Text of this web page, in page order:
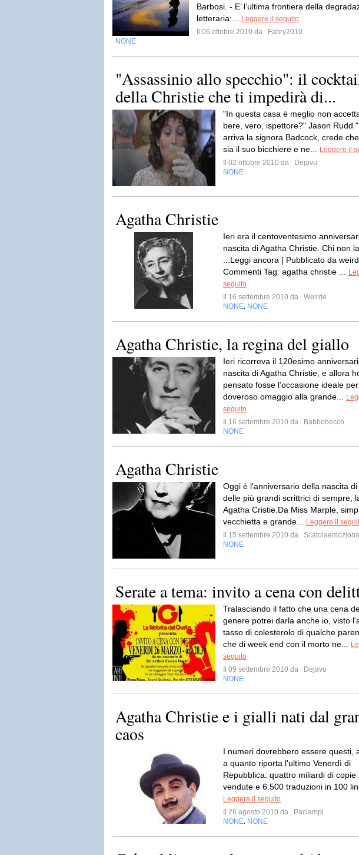
Barbosi. - E’ l’ultima frontiera della
letteraria:...
Leggere il seguito
Il 06 ottobre 2010 da
Fabry2010
NONE
"Assassinio allo specchio": il
della Christie che ti impedirà di...
"In questa casa è meglio non
bere, vero, ispettore?" Jason Rudd
arriva la signora Badcock, crede
sia il suo bicchiere e ne...
Leggere il
Il 02 ottobre 2010 da
Dejavu
NONE
Agatha Christie
Ieri era il centoventesimo
nascita di Agatha Christie. Chi non la
...Leggi ancora | Pubblicato da
Commenti Tag: agatha christie ...
seguito
Il 16 settembre 2010 da
Weirde
NONE NONE
Agatha Christie, la regina del giallo
Ieri ricorreva il 120esimo
nascita di Agatha Christie, e allora
pensato fosse l’occasione ideale
doveroso omaggio alla grande...
seguito
Il 16 settembre 2010 da
Babbobecco
NONE
Agatha Christie
Oggi è l'anniversario della nascita di
delle più grandi scrittrici di sempre,
Agatha Cristie.Da Miss Marple,
vecchietta e grande...
Leggere il
Il 15 settembre 2010 da
NONE
Serate a tema: invito a cena con
Tralasciando il fatto che una cena
genere potrei darla anche io, visto
tasso di colesterolo di qualche
che di week end con il morto ne...
seguito
Il 09 settembre 2010 da
Dejavu
NONE
Agatha Christie e i gialli nati dal
caos
I numeri dovrebbero essere questi,
a quanto riporta l'ultimo Venerdì di
Repubblica: quattro miliardi di copie
vendute e 6.500 traduzioni in 100
Leggere il seguito
Il 26 agosto 2010 da
Paciampi
NONE NONE